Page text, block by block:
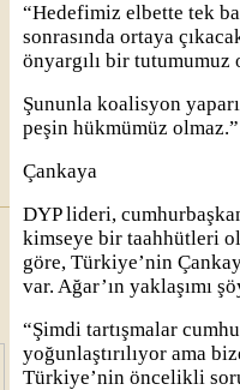
“Hedefimiz elbette tek
sonrasında ortaya
önyargılı bir tutumumuz
Şununla koalisyon
peşin hükmümüz olmaz.”
Çankaya
DYP lideri,
kimseye bir taahhütleri
göre, Türkiye’nin
var. Ağar’ın yaklaşımı
“Şimdi tartışmalar
yoğunlaştırılıyor ama
Türkiye’nin öncelikli